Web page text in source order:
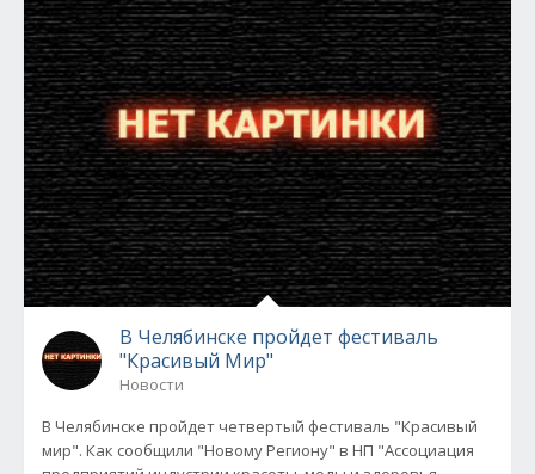
В Челябинске пройдет фестиваль
"Красивый Мир"
Новости
В Челябинске пройдет четвертый фестиваль "Красивый
мир". Как сообщили "Новому Региону" в НП "Ассоциация